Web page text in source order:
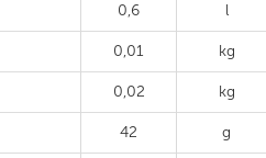
0,6 l
0,01 kg
0,02 kg
42 g